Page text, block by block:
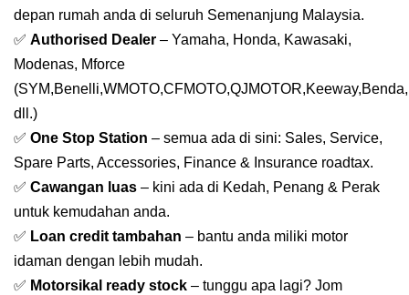
depan rumah anda di seluruh Semenanjung Malaysia.
✅ Authorised Dealer – Yamaha, Honda, Kawasaki,
Modenas, Mforce
(SYM,Benelli,WMOTO,CFMOTO,QJMOTOR,Keeway,Benda,
dll.)
✅ One Stop Station – semua ada di sini: Sales, Service,
Spare Parts, Accessories, Finance & Insurance roadtax.
✅ Cawangan luas – kini ada di Kedah, Penang & Perak
untuk kemudahan anda.
✅ Loan credit tambahan – bantu anda miliki motor
idaman dengan lebih mudah.
✅ Motorsikal ready stock – tunggu apa lagi? Jom